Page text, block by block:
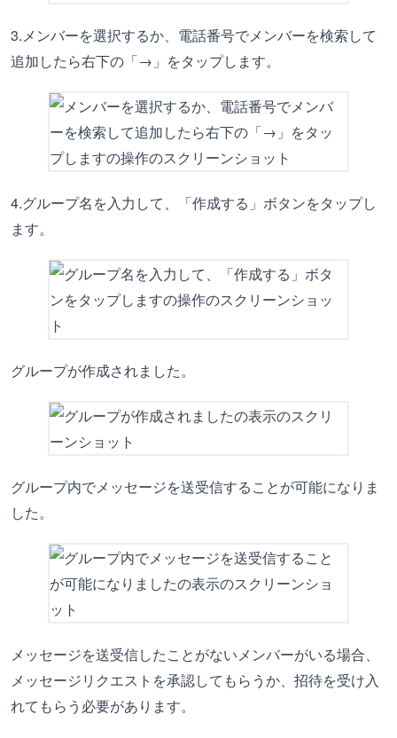
3.メンバーを選択するか、電話番号でメンバーを検索して
追加したら右下の「→」をタップします。
4.グループ名を入力して、「作成する」ボタンをタップし
ます。
グループが作成されました。
グループ内でメッセージを送受信することが可能になりま
した。
メッセージを送受信したことがないメンバーがいる場合、
メッセージリクエストを承認してもらうか、招待を受け入
れてもらう必要があります。